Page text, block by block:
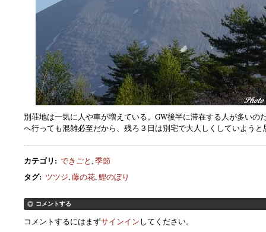
別荘地は一気に人や車が増えている。GW後半に滞在する人が多いの
へ行っても混雑必至だから、残ろ３日は別宅で大人しくしていようと
カテゴリ: できごと,季節
タグ: ツツジ,藤の花,鯉のぼり
コメントする
コメントするにはまずサインインしてください。